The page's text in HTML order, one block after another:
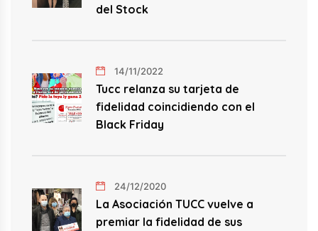
del Stock
14/11/2022
Tucc relanza su tarjeta de
fidelidad coincidiendo con el
Black Friday
24/12/2020
La Asociación TUCC vuelve a
premiar la fidelidad de sus